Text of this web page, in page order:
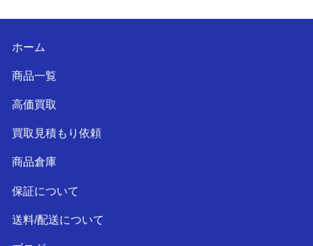
ホーム
商品一覧
高価買取
買取見積もり依頼
商品倉庫
保証について
送料/配送について